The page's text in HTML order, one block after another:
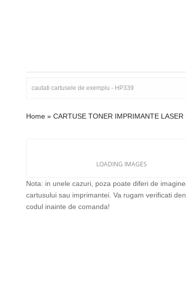
Home » CARTUSE TONER IMPRIMANTE LASER
LOADING IMAGES
Nota: in unele cazuri, poza poate diferi de
cartusului sau imprimantei. Va rugam verificati
codul inainte de comanda!